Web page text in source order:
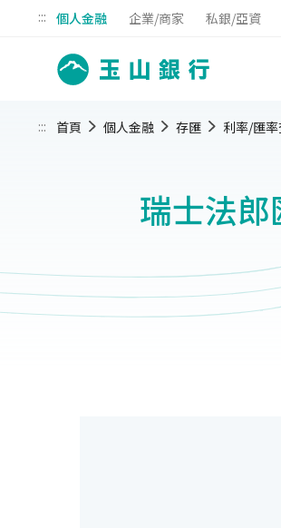
::: 個人金融 企業/商家 私銀/亞資
:::
瑞士法
首頁 個人金融 存匯 利率/匯